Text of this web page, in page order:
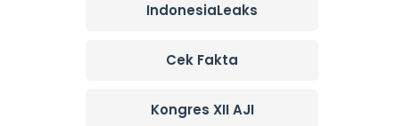
IndonesiaLeaks
Cek Fakta
Kongres XII AJI